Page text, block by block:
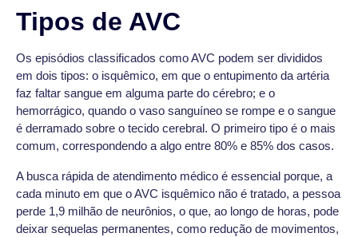
Tipos de AVC
Os episódios classificados como AVC podem ser divididos
em dois tipos: o isquêmico, em que o entupimento da artéria
faz faltar sangue em alguma parte do cérebro; e o
hemorrágico, quando o vaso sanguíneo se rompe e o sangue
é derramado sobre o tecido cerebral. O primeiro tipo é o mais
comum, correspondendo a algo entre 80% e 85% dos casos.
A busca rápida de atendimento médico é essencial porque, a
cada minuto em que o AVC isquêmico não é tratado, a pessoa
perde 1,9 milhão de neurônios, o que, ao longo de horas, pode
deixar sequelas permanentes, como redução de movimentos,